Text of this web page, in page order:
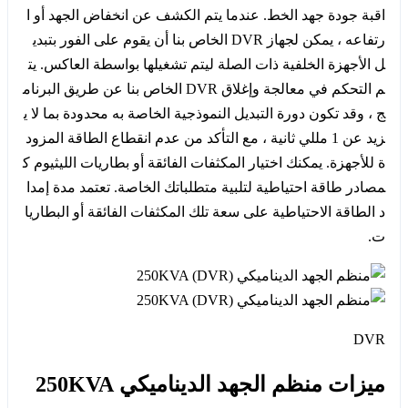
اقبة جودة جهد الخط. عندما يتم الكشف عن انخفاض الجهد أو ا
رتفاعه ، يمكن لجهاز DVR الخاص بنا أن يقوم على الفور بتبدي
ل الأجهزة الخلفية ذات الصلة ليتم تشغيلها بواسطة العاكس. يت
م التحكم في معالجة وإغلاق DVR الخاص بنا عن طريق البرنام
ج ، وقد تكون دورة التبديل النموذجية الخاصة به محدودة بما لا ي
زيد عن 1 مللي ثانية ، مع التأكد من عدم انقطاع الطاقة المزود
ة للأجهزة. يمكنك اختيار المكثفات الفائقة أو بطاريات الليثيوم ك
مصادر طاقة احتياطية لتلبية متطلباتك الخاصة. تعتمد مدة إمدا
د الطاقة الاحتياطية على سعة تلك المكثفات الفائقة أو البطاريا
ت.
DVR
ميزات منظم الجهد الديناميكي 250KVA